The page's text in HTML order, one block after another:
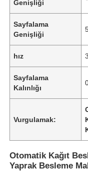
Genişliği
Sayfalama
Genişliği
hız
Sayfalama
Kalınlığı
Vurgulamak:
Otomatik Kağıt
Yaprak Besleme